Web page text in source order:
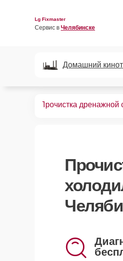
Lg Fixmaster
Сервис в Челябинске
Домашний
Прочистка дренажной